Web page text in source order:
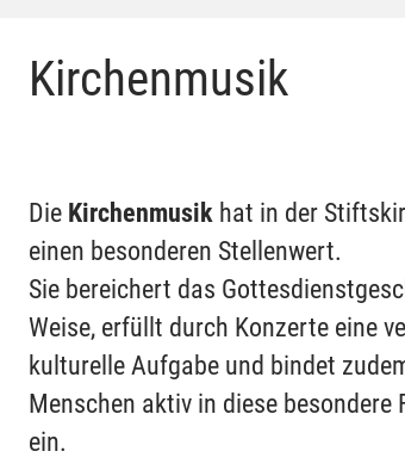
Kirchenmusik
Die Kirchenmusik hat in der
einen besonderen Stellenwert.
Sie bereichert das
Weise, erfüllt durch Konzerte eine
kulturelle Aufgabe und bindet
Menschen aktiv in diese besondere
ein.